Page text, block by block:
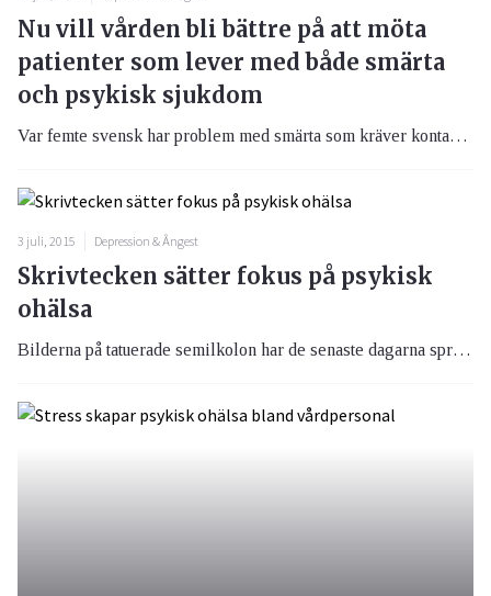
Nu vill vården bli bättre på att möta
patienter som lever med både smärta
och psykisk sjukdom
Var femte svensk har problem med smärta som kräver kontakt med sjukvården. På sjukhus har en av fyra inneliggande patienter psykiska besvär, vid långvarig smärta är andelen över hälften.
3 juli, 2015 Depression & Ångest
Skrivtecken sätter fokus på psykisk
ohälsa
Bilderna på tatuerade semilkolon har de senaste dagarna spridits via sociala medier. Men, bilderna är inte ett utlopp för grammatikälskare utan är till för att sätta fokus på ett viktigt ämne nämligen psykisk ohälsa.